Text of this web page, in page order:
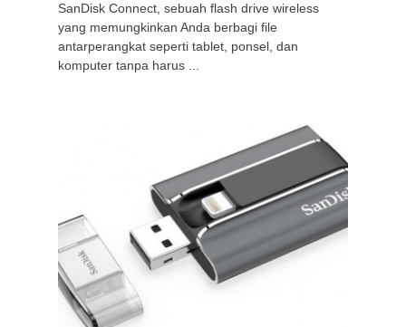
SanDisk Connect, sebuah flash drive wireless
yang memungkinkan Anda berbagi file
antarperangkat seperti tablet, ponsel, dan
komputer tanpa harus ...